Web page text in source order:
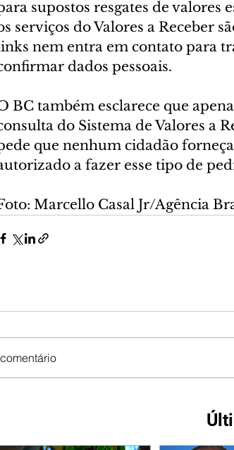
supostos resgates de valores
serviços do Valores a Receber
nem entra em contato para
dados pessoais.
BC também esclarece que
do Sistema de Valores a
que nenhum cidadão
a fazer esse tipo de
Marcello Casal Jr/Agência